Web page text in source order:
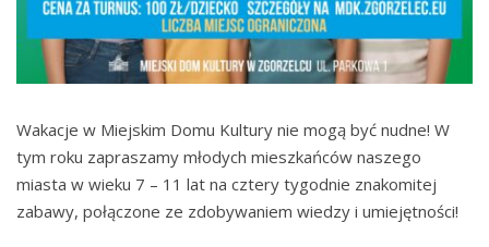
Wakacje w Miejskim Domu Kultury nie mogą być nudne! W
tym roku zapraszamy młodych mieszkańców naszego
miasta w wieku 7 – 11 lat na cztery tygodnie znakomitej
zabawy, połączone ze zdobywaniem wiedzy i umiejętności!